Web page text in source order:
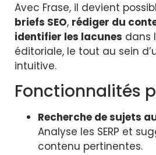
Avec Frase, il devient
briefs SEO, rédiger du
identifier les lacunes dans
éditoriale, le tout au sein
intuitive.
Fonctionnalités
Recherche de sujets
Analyse les SERP et
contenu pertinentes.